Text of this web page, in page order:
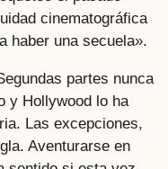
cinematográfica
haber una secuela».
partes nunca
y Hollywood lo ha
Las excepciones,
Aventurarse en